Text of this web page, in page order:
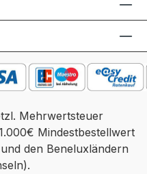
Mehrwertsteuer
Mindestbestellwert
den Beneluxländern